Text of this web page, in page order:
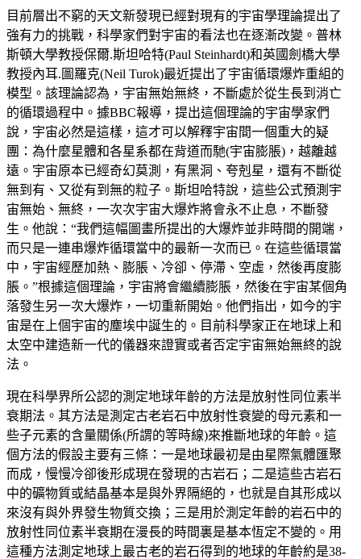
目前層出不窮的天文新發現已經對現有的宇宙學理論提出了
強有力的挑戰，科學家們對宇宙的看法也在逐漸改變。普林
斯頓大學教授保爾.斯坦哈特(Paul Steinhardt)和英國劍橋大學
教授內耳.圖羅克(Neil Turok)最近提出了宇宙循環爆炸重組的
模型。該理論認為，宇宙無始無終，不斷處於從生長到消亡
的循環過程中。據BBC報導，提出這個理論的宇宙學家們
說，宇宙必然是這樣，這才可以解釋宇宙間一個重大的疑
團：為什麼星體和各星系都在背道而馳(宇宙膨脹)，越離越
遠。宇宙原本已經奇幻莫測，有黑洞、夸剋星，還有不斷從
無到有、又從有到無的粒子。斯坦哈特說，這些公式預測宇
宙無始、無終，一次次宇宙大爆炸將會永不止息，不斷發
生。他說：“我們這幅圖畫所提出的大爆炸並非時間的開端，
而只是一連串爆炸循環當中的最新一次而已。在這些循環當
中，宇宙經歷加熱、膨脹、冷卻、停滯、空虛，然後再度膨
脹。”根據這個理論，宇宙將會繼續膨脹，然後在宇宙某個角
落發生另一次大爆炸，一切重新開始。他們指出，如今的宇
宙是在上個宇宙的塵埃中誕生的。目前科學家正在地球上和
太空中建造新一代的儀器來證實或者否定宇宙無始無終的說
法。
現在科學界所公認的測定地球年齡的方法是放射性同位素半
衰期法。其方法是測定古老岩石中放射性衰變的母元素和一
些子元素的含量關係(所謂的等時線)來推斷地球的年齡。這
個方法的假設主要有三條：一是地球最初是由星際氣體匯聚
而成，慢慢冷卻後形成現在發現的古岩石；二是這些古岩石
中的礦物質或結晶基本是與外界隔絕的，也就是自其形成以
來沒有與外界發生物質交換；三是用於測定年齡的岩石中的
放射性同位素半衰期在漫長的時間裏是基本恆定不變的。用
這種方法測定地球上最古老的岩石得到的地球的年齡約是38-